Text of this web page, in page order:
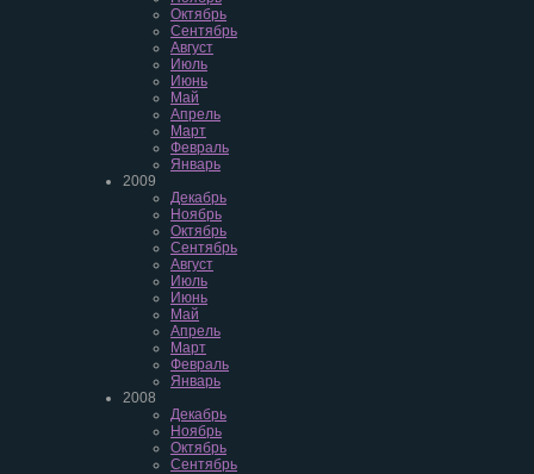
Октябрь
Сентябрь
Август
Июль
Июнь
Май
Апрель
Март
Февраль
Январь
2009
Декабрь
Ноябрь
Октябрь
Сентябрь
Август
Июль
Июнь
Май
Апрель
Март
Февраль
Январь
2008
Декабрь
Ноябрь
Октябрь
Сентябрь